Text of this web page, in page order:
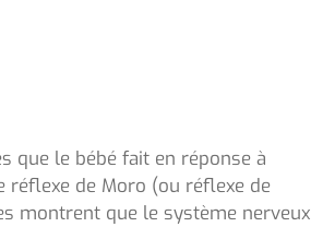
que le bébé fait en réponse à
réflexe de Moro (ou réflexe de
montrent que le système nerveux